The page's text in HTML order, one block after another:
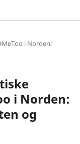
i Norden:
i Norden:
og